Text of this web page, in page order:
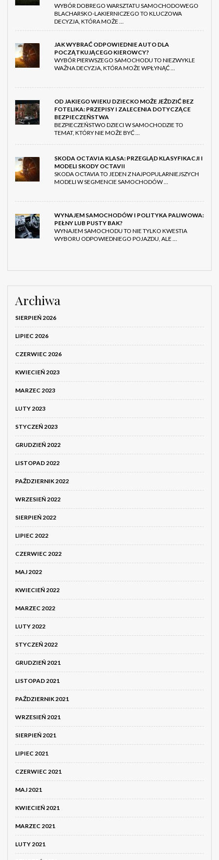
WYBÓR DOBREGO WARSZTATU SAMOCHODOWEGO
BLACHARSKO-LAKIERNICZEGO TO KLUCZOWA
DECYZJA, KTÓRA MOŻE …
JAK WYBRAĆ ODPOWIEDNIE AUTO DLA
POCZĄTKUJĄCEGO KIEROWCY?
WYBÓR PIERWSZEGO SAMOCHODU TO NIEZWYKLE
WAŻNA DECYZJA, KTÓRA MOŻE WPŁYNĄĆ …
OD JAKIEGO WIEKU DZIECKO MOŻE JEŹDZIĆ BEZ
FOTELIKA: PRZEPISY I ZALECENIA DOTYCZĄCE
BEZPIECZEŃSTWA
BEZPIECZEŃSTWO DZIECI W SAMOCHODZIE TO
TEMAT, KTÓRY NIE MOŻE BYĆ …
SKODA OCTAVIA KLASA: PRZEGLĄD KLASYFIKACJI I
MODELI SKODY OCTAVII
SKODA OCTAVIA TO JEDEN Z NAJPOPULARNIEJSZYCH
MODELI W SEGMENCIE SAMOCHODÓW …
WYNAJEM SAMOCHODÓW I POLITYKA PALIWOWA:
PEŁNY LUB PUSTY BAK?
WYNAJEM SAMOCHODU TO NIE TYLKO KWESTIA
WYBORU ODPOWIEDNIEGO POJAZDU, ALE …
Archiwa
SIERPIEŃ 2026
LIPIEC 2026
CZERWIEC 2026
KWIECIEŃ 2023
MARZEC 2023
LUTY 2023
STYCZEŃ 2023
GRUDZIEŃ 2022
LISTOPAD 2022
PAŹDZIERNIK 2022
WRZESIEŃ 2022
SIERPIEŃ 2022
LIPIEC 2022
CZERWIEC 2022
MAJ 2022
KWIECIEŃ 2022
MARZEC 2022
LUTY 2022
STYCZEŃ 2022
GRUDZIEŃ 2021
LISTOPAD 2021
PAŹDZIERNIK 2021
WRZESIEŃ 2021
SIERPIEŃ 2021
LIPIEC 2021
CZERWIEC 2021
MAJ 2021
KWIECIEŃ 2021
MARZEC 2021
LUTY 2021